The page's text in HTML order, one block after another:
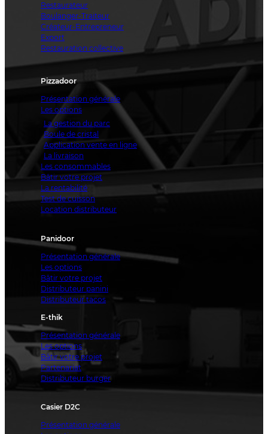
Restaurateur
Boulanger-Traiteur
Créateur-Entrepreneur
Export
Restauration collective
Pizzadoor
Présentation générale
Les options
La gestion du parc
Boule de cristal
Application vente en ligne
La livraison
Les consommables
Bâtir votre projet
La rentabilité
Test de cuisson
Location distributeur
Panidoor
Présentation générale
Les options
Bâtir votre projet
Distributeur panini
Distributeur tacos
E-thik
Présentation générale
Les options
Bâtir votre projet
Partenariat
Distributeur burger
Casier D2C
Présentation générale